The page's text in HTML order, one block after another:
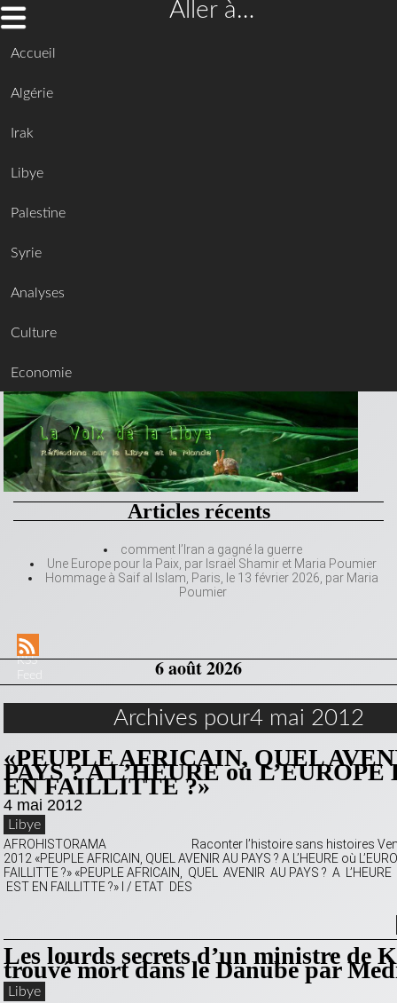
Aller à…
Accueil
Algérie
Irak
Libye
Palestine
Syrie
Analyses
Culture
Economie
Articles récents
comment l’Iran a gagné la guerre
Une Europe pour la Paix, par Israël Shamir et Maria Poumier
Hommage à Saif al Islam, Paris, le 13 février 2026, par Maria
Poumier
RSS
6 août 2026
Archives pour4 mai 2012
«PEUPLE AFRICAIN, QUEL
PAYS ? A L’HEURE où L’EUROPE
EN FAILLITTE ?»
4 mai 2012
Libye
AFROHISTORAMA Raconter l’histoire sans histoires
2012 «PEUPLE AFRICAIN, QUEL AVENIR AU PAYS ? A L’HEURE où
FAILLITTE ?» «PEUPLE AFRICAIN, QUEL AVENIR AU PAYS ? A L’HEURE
EST EN FAILLITTE ?» I / ETAT DES
Les lourds secrets d’un ministre de
trouvé mort dans le Danube par
Libye